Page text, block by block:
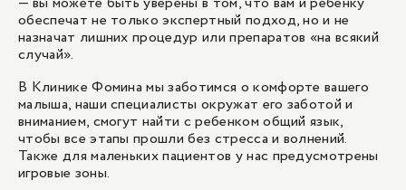
обеспечат не только экспертный подход, но и не
назначат лишних процедур или препаратов «на всякий
случай».
В Клинике Фомина мы заботимся о комфорте вашего
малыша, наши специалисты окружат его заботой и
вниманием, смогут найти с ребенком общий язык,
чтобы все этапы прошли без стресса и волнений.
Также для маленьких пациентов у нас предусмотрены
игровые зоны.